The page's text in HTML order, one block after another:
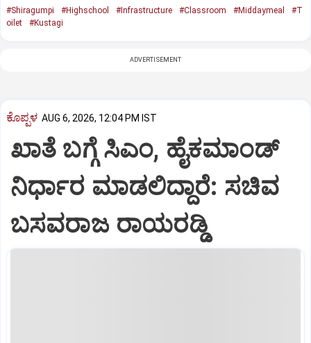
#Shiragumpi #Highschool #Infrastructure #Classroom #Middaymeal
#T
oilet
#Kustagi
ADVERTISEMENT
ಕೊಪ್ಪಳ AUG 6, 2026, 12:04 PM IST
ಖಾತೆ ಬಗ್ಗೆ ಸಿಎಂ, ಹೈಕಮಾಂಡ್
ನಿರ್ಧಾರ ಮಾಡಲಿದ್ದಾರೆ: ಸಚಿವ
ಬಸವರಾಜ ರಾಯರಡ್ಡಿ